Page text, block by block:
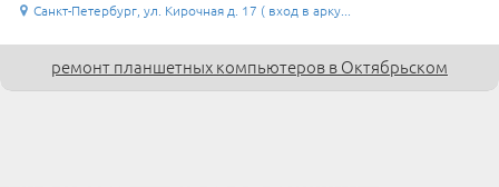
Санкт-Петербург, ул. Кирочная д. 17 ( вход в арку...
ремонт планшетных компьютеров в Октябрьском